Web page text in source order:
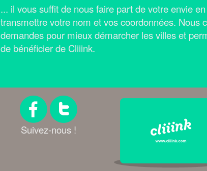
... il vous suffit de nous faire part de votre envie
transmettre votre nom et vos coordonnées. Nous
demandes pour mieux démarcher les villes et
de bénéficier de Cliiink.
Suivez-nous !